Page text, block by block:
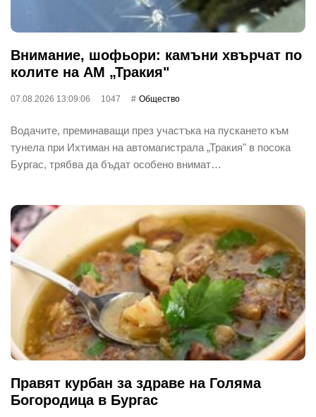
Внимание, шофьори: камъни хвърчат по
колите на АМ „Тракия"
07.08.2026 13:09:06 1047 Общество
Водачите, преминаващи през участъка на пускането към
тунела при Ихтиман на автомагистрала „Тракия" в посока
Бургас, трябва да бъдат особено внимат…
Правят курбан за здраве на Голяма
Богородица в Бургас